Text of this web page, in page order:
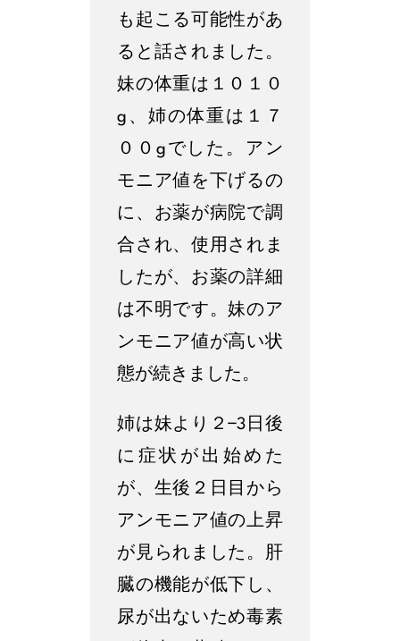
も起こる可能性があ
ると話されました。
妹の体重は１０１０
g、姉の体重は１７
００gでした。アン
モニア値を下げるの
に、お薬が病院で調
合され、使用されま
したが、お薬の詳細
は不明です。妹のア
ンモニア値が高い状
態が続きました。
姉は妹より２−3日後
に症状が出始めた
が、生後２日目から
アンモニア値の上昇
が見られました。肝
臓の機能が低下し、
尿が出ないため毒素